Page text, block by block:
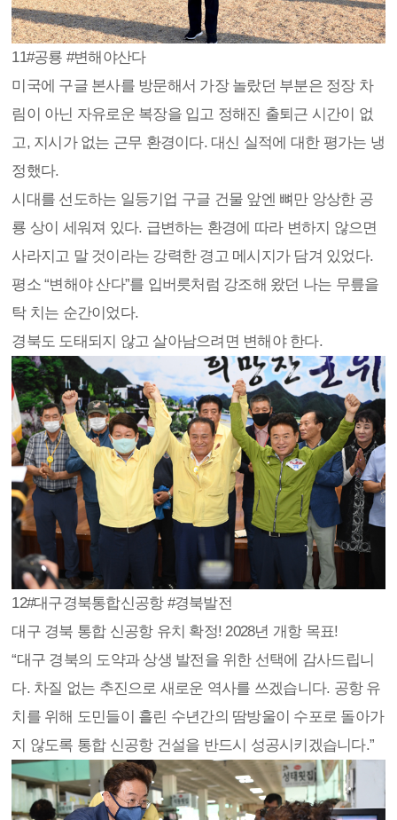
11#공룡 #변해야산다
미국에 구글 본사를 방문해서 가장 놀랐던 부분은 정장 차
림이 아닌 자유로운 복장을 입고 정해진 출퇴근 시간이 없
고, 지시가 없는 근무 환경이다. 대신 실적에 대한 평가는 냉
정했다.
시대를 선도하는 일등기업 구글 건물 앞엔 뼈만 앙상한 공
룡 상이 세워져 있다. 급변하는 환경에 따라 변하지 않으면
사라지고 말 것이라는 강력한 경고 메시지가 담겨 있었다.
평소 “변해야 산다”를 입버릇처럼 강조해 왔던 나는 무릎을
탁 치는 순간이었다.
경북도 도태되지 않고 살아남으려면 변해야 한다.
12#대구경북통합신공항 #경북발전
대구 경북 통합 신공항 유치 확정! 2028년 개항 목표!
“대구 경북의 도약과 상생 발전을 위한 선택에 감사드립니
다. 차질 없는 추진으로 새로운 역사를 쓰겠습니다. 공항 유
치를 위해 도민들이 흘린 수년간의 땀방울이 수포로 돌아가
지 않도록 통합 신공항 건설을 반드시 성공시키겠습니다.”